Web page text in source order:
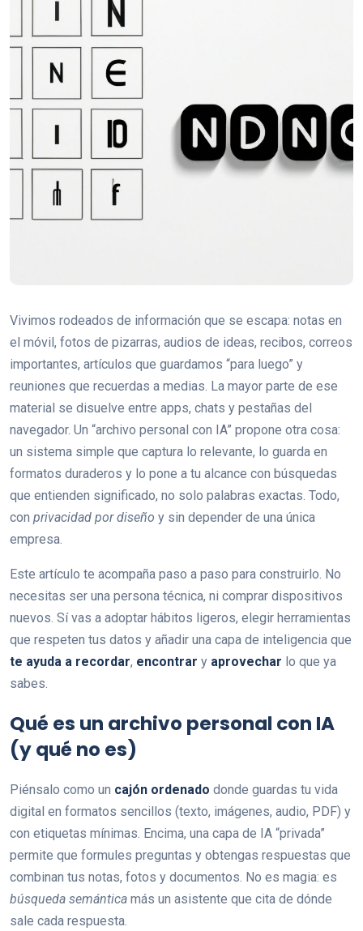
Vivimos rodeados de información que se escapa: notas en
el móvil, fotos de pizarras, audios de ideas, recibos, correos
importantes, artículos que guardamos “para luego” y
reuniones que recuerdas a medias. La mayor parte de ese
material se disuelve entre apps, chats y pestañas del
navegador. Un “archivo personal con IA” propone otra cosa:
un sistema simple que captura lo relevante, lo guarda en
formatos duraderos y lo pone a tu alcance con búsquedas
que entienden significado, no solo palabras exactas. Todo,
con privacidad por diseño y sin depender de una única
empresa.
Este artículo te acompaña paso a paso para construirlo. No
necesitas ser una persona técnica, ni comprar dispositivos
nuevos. Sí vas a adoptar hábitos ligeros, elegir herramientas
que respeten tus datos y añadir una capa de inteligencia que
te ayuda a recordar, encontrar y aprovechar lo que ya
sabes.
Qué es un archivo personal con IA
(y qué no es)
Piénsalo como un cajón ordenado donde guardas tu vida
digital en formatos sencillos (texto, imágenes, audio, PDF) y
con etiquetas mínimas. Encima, una capa de IA “privada”
permite que formules preguntas y obtengas respuestas que
combinan tus notas, fotos y documentos. No es magia: es
búsqueda semántica más un asistente que cita de dónde
sale cada respuesta.